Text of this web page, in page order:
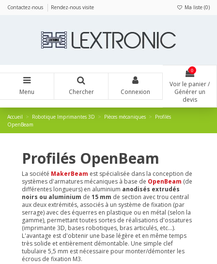
Contactez-nous Rendez-nous visite Ma liste (0)
Menu Chercher Connexion
0
Voir le panier /
Générer un
devis
Accueil Robotique Imprimantes 3D Pièces mécaniques
Profilés
OpenBeam
Profilés OpenBeam
La société MakerBeam est spécialisée dans la conception de
systèmes d'armatures mécaniques à base de OpenBeam (de
différentes longueurs) en aluminium anodisés extrudés
noirs ou aluminium de 15 mm de section avec trou central
aux deux extrémités, associés à un système de fixation (par
serrage) avec des équerres en plastique ou en métal (selon la
gamme), permettant toutes sortes de réalisations d'ossatures
(imprimante 3D, bases robotiques, bras articulés, etc...).
L'avantage est d'obtenir une base légère et en même temps
très solide et entièrement démontable. Une simple clef
tubulaire 5,5 mm est nécessaire pour monter/démonter les
écrous de fixation M3.
Panneau de gestion des cookies